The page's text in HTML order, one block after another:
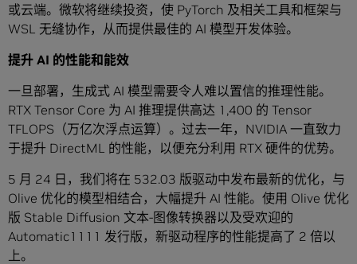
或云端。微软将继续投资，使 PyTorch 及相关工具和框架与
WSL 无缝协作，从而提供最佳的 AI 模型开发体验。
提升 AI 的性能和能效
一旦部署，生成式 AI 模型需要令人难以置信的推理性能。
RTX Tensor Core 为 AI 推理提供高达 1,400 的 Tensor
TFLOPS（万亿次浮点运算）。过去一年，NVIDIA 一直致力
于提升 DirectML 的性能，以便充分利用 RTX 硬件的优势。
5 月 24 日，我们将在 532.03 版驱动中发布最新的优化，与
Olive 优化的模型相结合，大幅提升 AI 性能。使用 Olive 优化
版 Stable Diffusion 文本-图像转换器以及受欢迎的
Automatic1111 发行版，新驱动程序的性能提高了 2 倍以
上。